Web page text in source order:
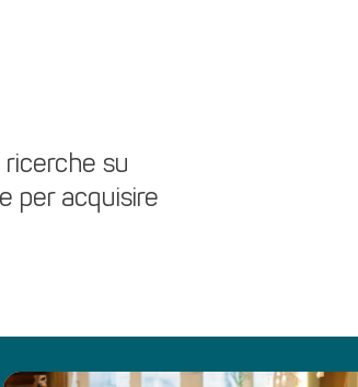
su
per acquisire